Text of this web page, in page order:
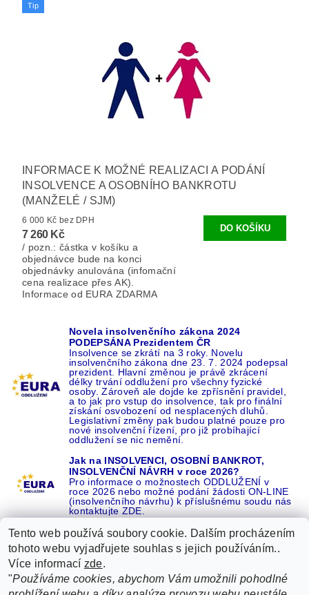
Tip
INFORMACE K MOŽNÉ REALIZACI A PODÁNÍ
INSOLVENCE A OSOBNÍHO BANKROTU
(MANŽELÉ / SJM)
6 000 Kč bez DPH
7 260 Kč
/ pozn.: částka v košíku a
objednávce bude na konci
objednávky anulována (infomační
cena realizace přes AK).
Informace od EURA ZDARMA
Novela insolvenčního zákona 2024
PODEPSÁNA Prezidentem ČR
Insolvence se zkrátí na 3 roky. Novelu
insolvenčního zákona dne 23. 7. 2024 podepsal
prezident. Hlavní změnou je právě zkrácení
délky trvání oddlužení pro všechny fyzické
osoby. Zároveň ale dojde ke zpřísnění pravidel,
a to jak pro vstup do insolvence, tak pro finální
získání osvobození od nesplacených dluhů.
Legislativní změny pak budou platné pouze pro
nové insolvenční řízení, pro již probíhající
oddlužení se nic nemění.
Jak na INSOLVENCI, OSOBNÍ BANKROT,
INSOLVENČNÍ NÁVRH v roce 2026?
Pro informace o možnostech ODDLUŽENÍ v
roce 2026 nebo možné podání žádosti ON-LINE
(insolvenčního návrhu) k příslušnému soudu nás
kontaktujte ZDE.
Recenze o NÁS na GOOGLE 16 let REFERENCÍ v celé ČR |
Recenze o NÁS na SEZNAMU |
Tento web používá soubory cookie. Dalším procházením
tohoto webu vyjadřujete souhlas s jejich používáním..
Více informací zde.
"Používáme cookies, abychom Vám umožnili pohodlné